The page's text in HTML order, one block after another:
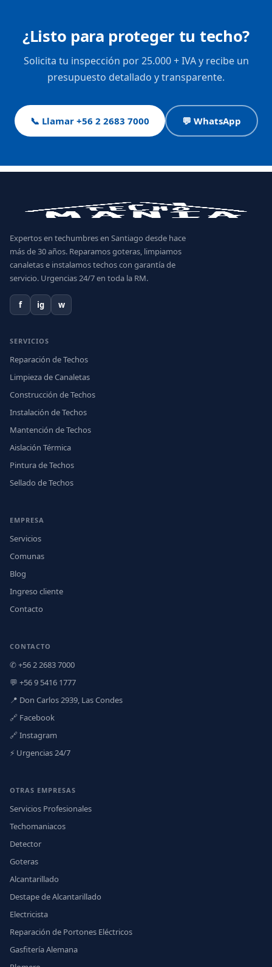
¿Listo para proteger tu techo?
Solicita tu inspección por 25.000 + IVA y recibe un
presupuesto detallado y transparente.
📞 Llamar +56 2 2683 7000 💬 WhatsApp
Expertos en techumbres en Santiago desde hace
más de 30 años. Reparamos goteras, limpiamos
canaletas e instalamos techos con garantía de
servicio. Urgencias 24/7 en toda la RM.
f ig w
SERVICIOS
Reparación de Techos
Limpieza de Canaletas
Construcción de Techos
Instalación de Techos
Mantención de Techos
Aislación Térmica
Pintura de Techos
Sellado de Techos
EMPRESA
Servicios
Comunas
Blog
Ingreso cliente
Contacto
CONTACTO
✆ +56 2 2683 7000
💬 +56 9 5416 1777
📍 Don Carlos 2939, Las Condes
🔗 Facebook
🔗 Instagram
⚡ Urgencias 24/7
OTRAS EMPRESAS
Servicios Profesionales
Techomaniacos
Detector
Goteras
Alcantarillado
Destape de Alcantarillado
Electricista
Reparación de Portones Eléctricos
Gasfitería Alemana